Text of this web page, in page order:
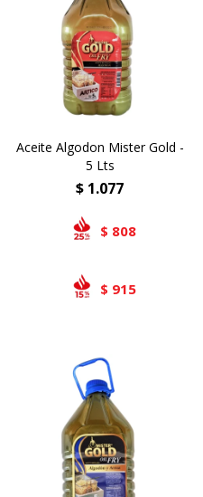
Aceite Algodon Mister Gold -
5 Lts
$ 1.077
$ 808
$ 915